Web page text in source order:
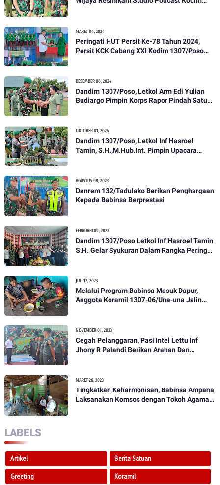
MARET 04, 2024
Peringati HUT Persit Ke-78 Tahun 2024,
Persit KCK Cabang XXI Kodim 1307/Poso
DESEMBER 06, 2024
Dandim 1307/Poso, Letkol Arm Edi Yulian
Budiargo Pimpin Korps Rapor Pindah Satuan
OKTOBER 01, 2024
Dandim 1307/Poso, Letkol Inf Hasroel
Tamin, S.H.,M.Hub.Int. Pimpin Upacara
AGUSTUS 08, 2023
Danrem 132/Tadulako Berikan Penghargaan
Kepada Babinsa Berprestasi
FEBRUARI 09, 2023
Dandim 1307/Poso Letkol Inf Hasroel Tamin
S.H. Gelar Syukuran Dalam Rangka Peringati
JULI 17, 2023
Melalui Program Babinsa Masuk Dapur,
Anggota Koramil 1307-06/Una-una Jalin
NOVEMBER 01, 2023
Cegah Pelanggaran, Pasi Intel Lettu Inf
Jhony R Palandi Berikan Arahan Dan
MARET 26, 2023
Tingkatkan Keharmonisan, Babinsa Ampana
Laksanakan Komsos dengan Tokoh Agama
LABELS
Artikel Berita Satuan
Greeting Koramil